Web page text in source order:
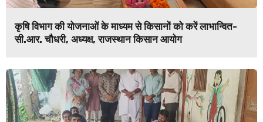
कृषि विभाग की योजनाओं के माध्यम से किसानों को करें लाभान्वित-
सी.आर. चौधरी, अध्यक्ष, राजस्थान किसान आयोग